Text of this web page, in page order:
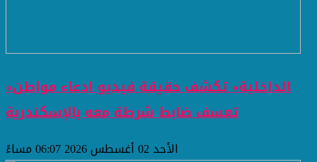
«الداخلية» تكشف حقيقة فيديو ادعاء مواطن
تعسف ضابط شرطة معه بالإسكندرية
الأحد 02 أغسطس 2026 06:07 مساءً